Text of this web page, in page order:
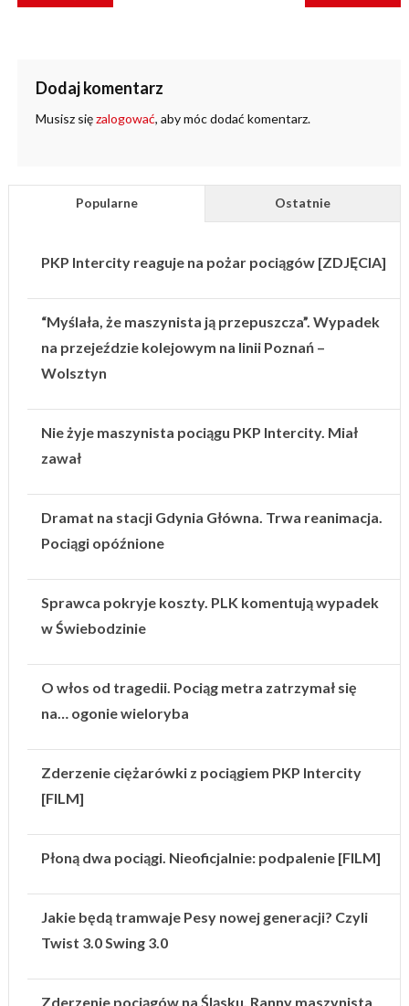
Dodaj komentarz
Musisz sięzalogować, aby móc dodać komentarz.
Popularne Ostatnie
PKP Intercity reaguje na pożar pociągów [ZDJĘCIA]
“Myślała, że maszynista ją przepuszcza”. Wypadek
na przejeździe kolejowym na linii Poznań –
Wolsztyn
Nie żyje maszynista pociągu PKP Intercity. Miał
zawał
Dramat na stacji Gdynia Główna. Trwa reanimacja.
Pociągi opóźnione
Sprawca pokryje koszty. PLK komentują wypadek
w Świebodzinie
O włos od tragedii. Pociąg metra zatrzymał się
na… ogonie wieloryba
Zderzenie ciężarówki z pociągiem PKP Intercity
[FILM]
Płoną dwa pociągi. Nieoficjalnie: podpalenie [FILM]
Jakie będą tramwaje Pesy nowej generacji? Czyli
Twist 3.0 Swing 3.0
Zderzenie pociągów na Śląsku. Ranny maszynista